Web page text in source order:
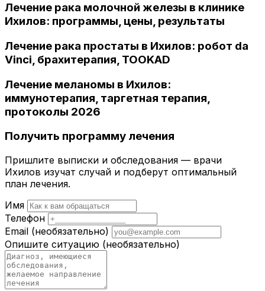
Лечение рака молочной железы в клинике
Ихилов: программы, цены, результаты
Лечение рака простаты в Ихилов: робот da
Vinci, брахитерапия, TOOKAD
Лечение меланомы в Ихилов:
иммунотерапия, таргетная терапия,
протоколы 2026
Получить программу лечения
Пришлите выписки и обследования — врачи
Ихилов изучат случай и подберут оптимальный
план лечения.
Имя
Телефон
Email (необязательно)
Опишите ситуацию (необязательно)